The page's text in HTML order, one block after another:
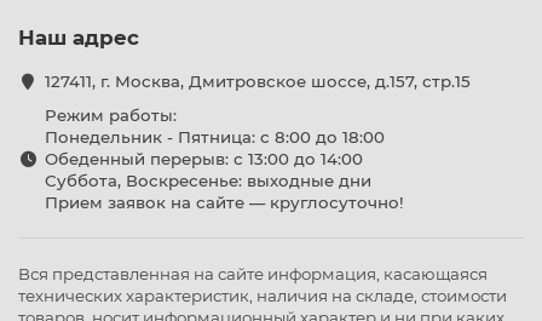
Наш адрес
127411, г. Москва, Дмитровское шоссе, д.157, стр.15
Режим работы:
Понедельник - Пятница: с 8:00 до 18:00
Обеденный перерыв: с 13:00 до 14:00
Суббота, Воскресенье: выходные дни
Прием заявок на сайте — круглосуточно!
Вся представленная на сайте информация, касающаяся
технических характеристик, наличия на складе, стоимости